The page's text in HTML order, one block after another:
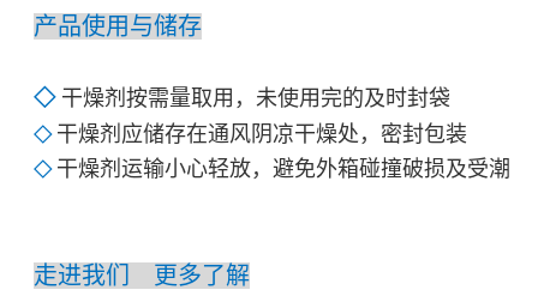
产品使用与储存
◇ 干燥剂按需量取用，未使用完的及时封袋
◇ 干燥剂应储存在通风阴凉干燥处，密封包装
◇ 干燥剂运输小心轻放，避免外箱碰撞破损及受潮
走进我们 更多了解